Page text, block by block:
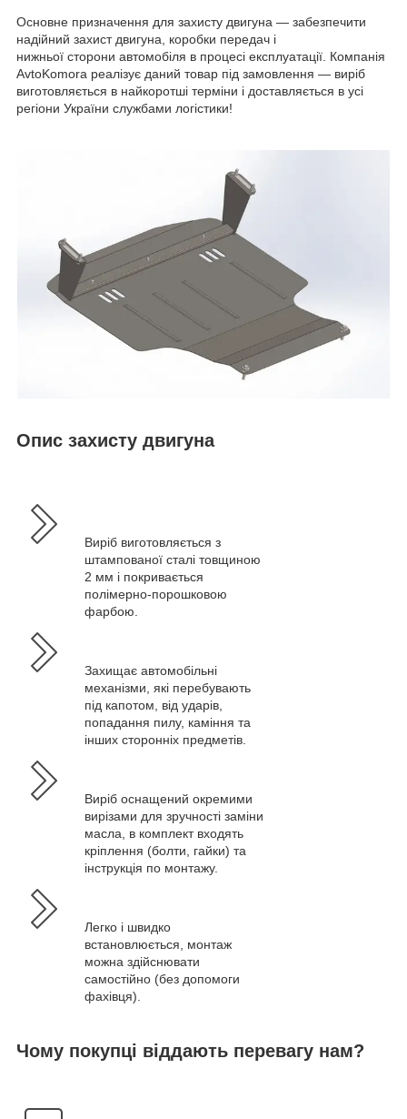
Основне призначення для захисту двигуна — забезпечити
надійний захист двигуна, коробки передач і
нижньої сторони автомобіля в процесі експлуатації. Компанія
AvtoKomora реалізує даний товар під замовлення — виріб
виготовляється в найкоротші терміни і доставляється в усі
регіони України службами логістики!
Опис захисту двигуна
Виріб виготовляється з
штампованої сталі товщиною
2 мм і покривається
полімерно-порошковою
фарбою.
Захищає автомобільні
механізми, які перебувають
під капотом, від ударів,
попадання пилу, каміння та
інших сторонніх предметів.
Виріб оснащений окремими
вирізами для зручності заміни
масла, в комплект входять
кріплення (болти, гайки) та
інструкція по монтажу.
Легко і швидко
встановлюється, монтаж
можна здійснювати
самостійно (без допомоги
фахівця).
Чому покупці віддають перевагу нам?